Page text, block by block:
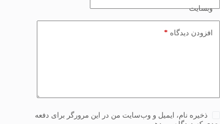
وبسایت
افزودن دیدگاه *
ذخیره نام، ایمیل و وب‌سایت من در این مرورگر برای دفعه